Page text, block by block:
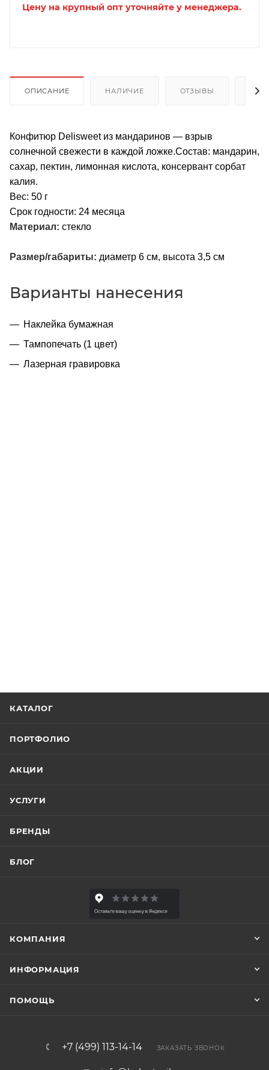
Цену на крупный опт уточняйте у менеджера.
ОПИСАНИЕ НАЛИЧИЕ ОТЗЫВЫ
Конфитюр Delisweet из мандаринов — взрыв
солнечной свежести в каждой ложке.Состав: мандарин,
сахар, пектин, лимонная кислота, консервант сорбат
калия.
Вес: 50 г
Срок годности: 24 месяца
Материал: стекло
Размер/габариты: диаметр 6 см, высота 3,5 см
Варианты нанесения
Наклейка бумажная
Тампопечать (1 цвет)
Лазерная гравировка
КАТАЛОГ
ПОРТФОЛИО
АКЦИИ
УСЛУГИ
БРЕНДЫ
БЛОГ
КОМПАНИЯ
ИНФОРМАЦИЯ
ПОМОЩЬ
+7 (499) 113-14-14 ЗАКАЗАТЬ ЗВОНОК